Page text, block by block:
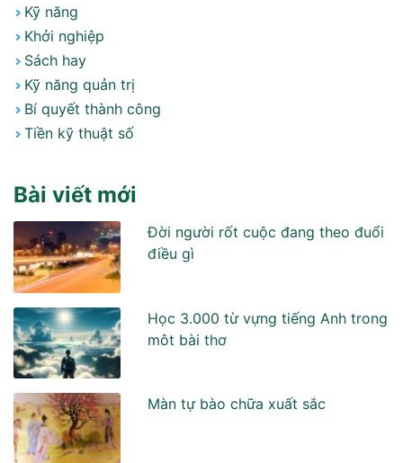
Kỹ năng
Khởi nghiệp
Sách hay
Kỹ năng quản trị
Bí quyết thành công
Tiền kỹ thuật số
Bài viết mới
Đời người rốt cuộc đang theo đuổi
điều gì
Học 3.000 từ vựng tiếng Anh trong
môt bài thơ
Màn tự bào chữa xuất sắc